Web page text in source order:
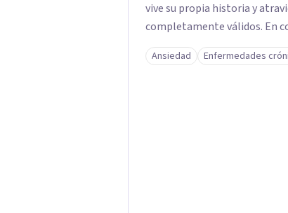
vive su propia historia y
completamente válidos. En
y seguro, en el que sientas
tiempo de ir recorriendo tu
Ansiedad Enfermedades